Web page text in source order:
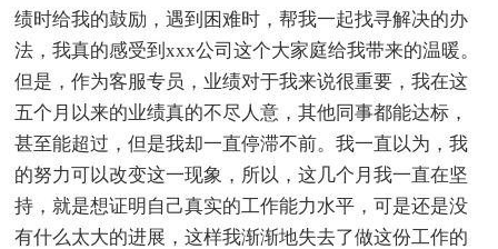
绩时给我的鼓励，遇到困难时，帮我一起找寻解决的办
法，我真的感受到xxx公司这个大家庭给我带来的温暖。
但是，作为客服专员，业绩对于我来说很重要，我在这
五个月以来的业绩真的不尽人意，其他同事都能达标，
甚至能超过，但是我却一直停滞不前。我一直以为，我
的努力可以改变这一现象，所以，这几个月我一直在坚
持，就是想证明自己真实的工作能力水平，可是还是没
有什么太大的进展，这样我渐渐地失去了做这份工作的